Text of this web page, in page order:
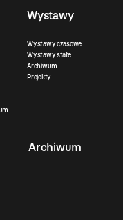
Wystawy
Wystawy czasowe
Wystawy stałe
Archiwum
Projekty
Archiwum